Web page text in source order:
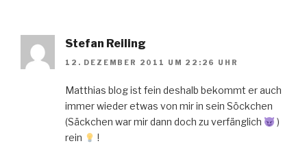
Stefan Reiling
12. DEZEMBER 2011 UM 22:26 UHR
Matthias blog ist fein deshalb bekommt er auch
immer wieder etwas von mir in sein Söckchen
(Säckchen war mir dann doch zu verfänglich
)
rein
!